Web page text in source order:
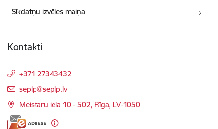
Sīkdatņu izvēles maiņa
Kontakti
+371 27343432
E-pasts:
seplp@seplp.lv
Meistaru iela 10 - 502, Rīga, LV-1050